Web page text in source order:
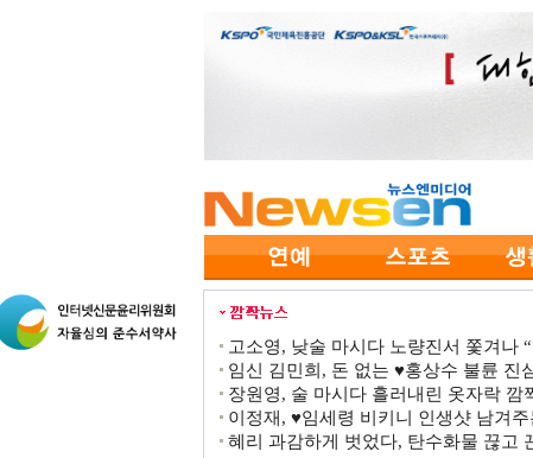
고소영, 낮술 마시다 노량진서 쫓겨나
임신 김민희, 돈 없는 ♥홍상수 불륜
장원영, 술 마시다 흘러내린 옷자락
이정재, ♥임세령 비키니 인생샷 남겨
혜리 과감하게 벗었다, 탄수화물 끊고